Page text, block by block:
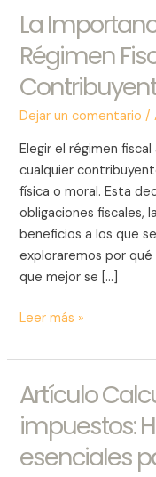
La
Régimen
Dejar un comentario /
Elegir el régimen
cualquier
física o moral. Esta
obligaciones fiscales,
beneficios a los que
exploraremos por
que mejor se […]
La
Importancia
de
Elegir
Régimen
Fiscal
Adecuado
para
Contribuyentes
en
México
Leer más »
Artículo
impuestos:
esenciales
Artículo
de
impuestos: